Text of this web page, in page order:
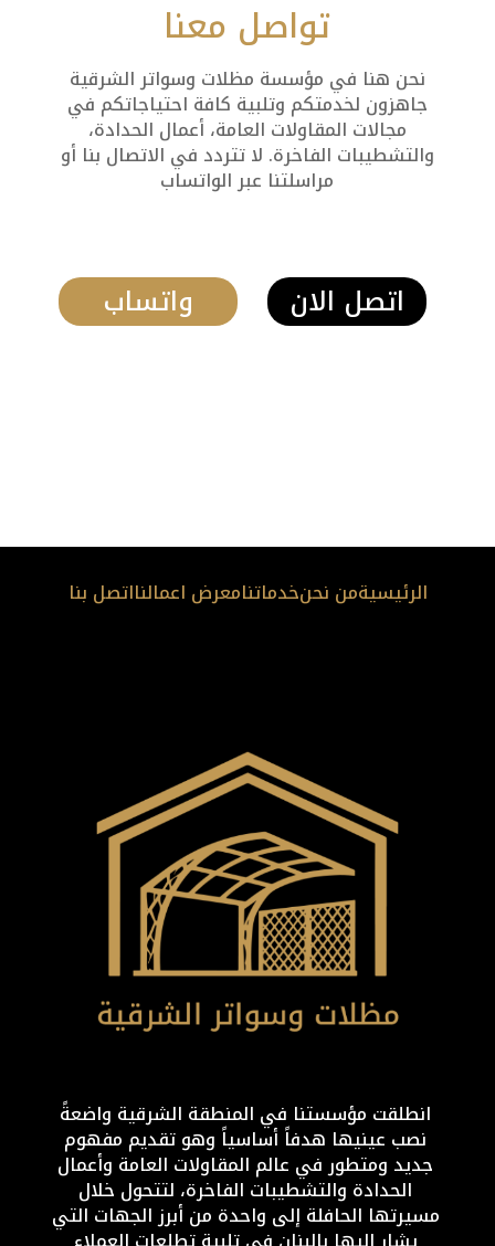
تواصل معنا
نحن هنا في مؤسسة مظلات وسواتر الشرقية
جاهزون لخدمتكم وتلبية كافة احتياجاتكم في
مجالات المقاولات العامة، أعمال الحدادة،
والتشطيبات الفاخرة. لا تتردد في الاتصال بنا أو
مراسلتنا عبر الواتساب
واتساب اتصل الان
الرئيسيةمن نحنخدماتنامعرض اعمالنااتصل بنا
انطلقت مؤسستنا في المنطقة الشرقية واضعةً
نصب عينيها هدفاً أساسياً وهو تقديم مفهوم
جديد ومتطور في عالم المقاولات العامة وأعمال
الحدادة والتشطيبات الفاخرة، لتتحول خلال
مسيرتها الحافلة إلى واحدة من أبرز الجهات التي